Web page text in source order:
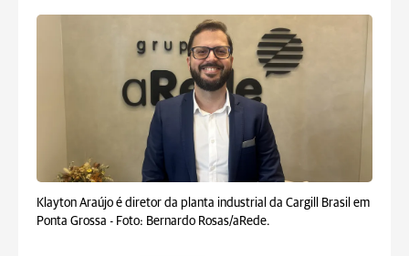
Klayton Araújo é diretor da planta industrial da Cargill Brasil em
Ponta Grossa - Foto: Bernardo Rosas/aRede.